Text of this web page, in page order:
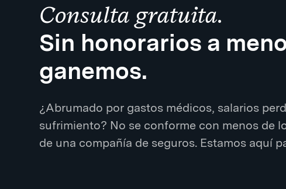
Consulta gratuita.
Sin honorarios a
ganemos.
¿Abrumado por gastos médicos, salarios
sufrimiento? No se conforme con menos de
de una compañía de seguros. Estamos aquí